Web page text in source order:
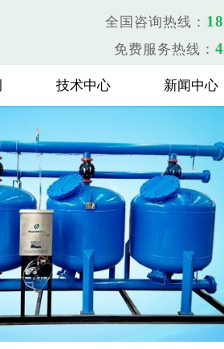
全国咨询热线：
免费服务热线：
技术中心 新闻中心